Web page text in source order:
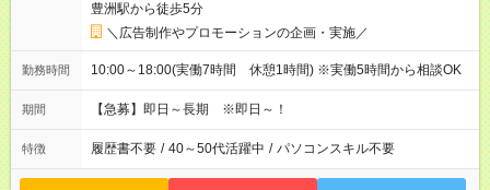
豊洲駅から徒歩5分
＼広告制作やプロモーションの企画・実施／
勤務時間 10:00～18:00(実働7時間 休憩1時間) ※実働5時間から相談OK
期間 【急募】即日～長期 ※即日～！
特徴 履歴書不要 / 40～50代活躍中 / パソコンスキル不要